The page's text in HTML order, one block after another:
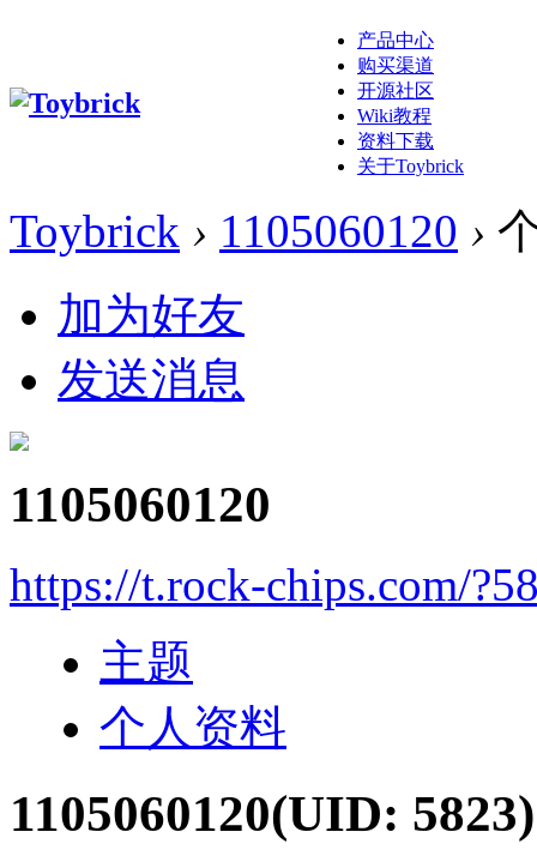
产品中心
购买渠道
开源社区
Wiki教程
资料下载
关于Toybrick
Toybrick › 1105060120 ›
加为好友
发送消息
1105060120
https://t.rock-chips.com/
主题
个人资料
1105060120(UID: 5823)